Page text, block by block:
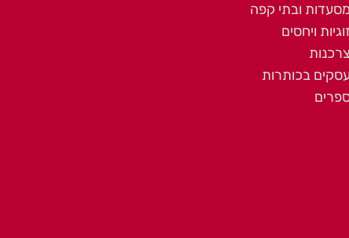
מסעדות ובתי קפה
ויחסים
צרכנות
בכותרות